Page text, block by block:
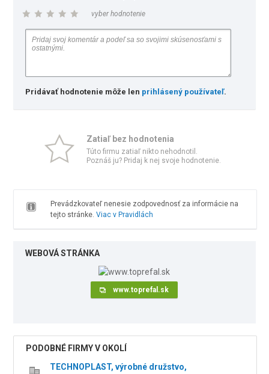
vyber hodnotenie
Pridávať hodnotenie môže len prihlásený používateľ.
Zatiaľ bez hodnotenia
Túto firmu zatiaľ nikto nehodnotil.
Poznáš ju? Pridaj k nej svoje hodnotenie.
Prevádzkovateľ nenesie zodpovednosť za informácie na
tejto stránke. Viac v Pravidlách
WEBOVÁ STRÁNKA
www.toprefal.sk
PODOBNÉ FIRMY V OKOLÍ
TECHNOPLAST, výrobné družstvo,